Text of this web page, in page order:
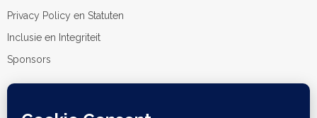
Privacy Policy en Statuten
Inclusie en Integriteit
Sponsors
Ondernemingsnummer: BE0454895455